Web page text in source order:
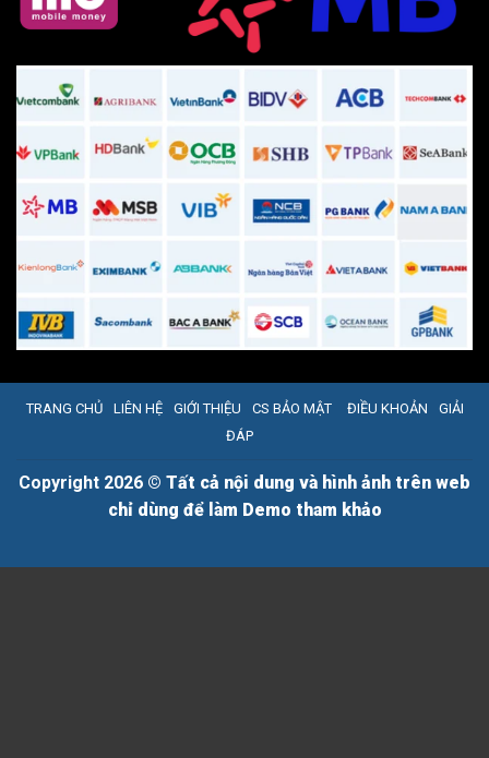
TRANG CHỦ LIÊN HỆ GIỚI THIỆU CS BẢO MẬT ĐIỀU KHOẢN
GIẢI
ĐÁP
Copyright 2026 © Tất cả nội dung và hình ảnh trên web
chỉ dùng để làm Demo tham khảo